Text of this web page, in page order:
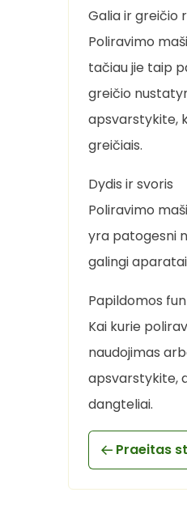
Galia ir greičio
Poliravimo
tačiau jie taip
greičio
apsvarstykite,
greičiais.
Dydis ir svoris
Poliravimo
yra patogesni
galingi
Papildomos
Kai kurie
naudojimas
apsvarstykite,
dangteliai.
Praeitas